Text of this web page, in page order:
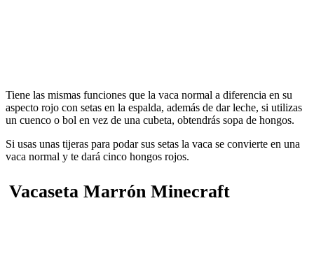
Tiene las mismas funciones que la vaca normal a diferencia en su
aspecto rojo con setas en la espalda, además de dar leche, si utilizas
un cuenco o bol en vez de una cubeta, obtendrás sopa de hongos.
Si usas unas tijeras para podar sus setas la vaca se convierte en una
vaca normal y te dará cinco hongos rojos.
Vacaseta Marrón Minecraft